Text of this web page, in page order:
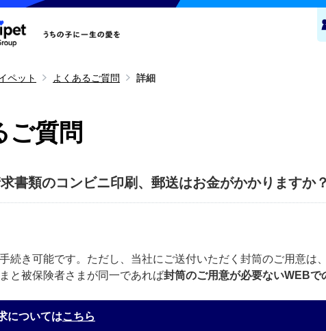
ペット よくあるご質問 詳細
ご質問
書類のコンビニ印刷、郵送はお金がかかりますか？
続き可能です。ただし、当社にご送付いただく封筒のご用意は
と被保険者さまが同一であれば封筒のご用意が必要ないWEBで
についてはこちら